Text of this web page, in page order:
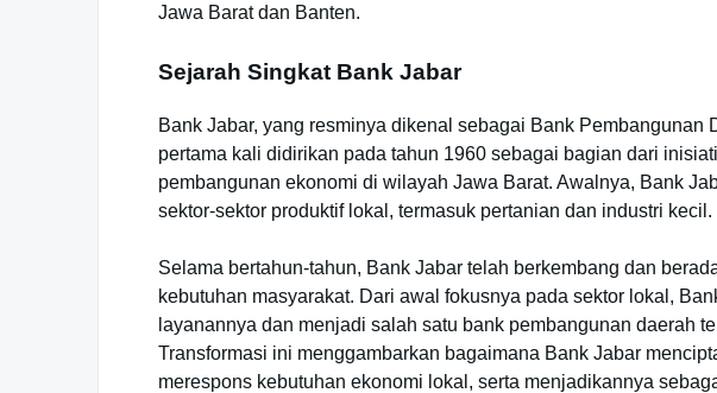
Jawa Barat dan Banten.
Sejarah Singkat Bank Jabar
Bank Jabar, yang resminya dikenal sebagai Bank Pembangunan
pertama kali didirikan pada tahun 1960 sebagai bagian dari
pembangunan ekonomi di wilayah Jawa Barat. Awalnya, Bank
sektor-sektor produktif lokal, termasuk pertanian dan industri kecil.
Selama bertahun-tahun, Bank Jabar telah berkembang dan
kebutuhan masyarakat. Dari awal fokusnya pada sektor lokal,
layanannya dan menjadi salah satu bank pembangunan daerah
Transformasi ini menggambarkan bagaimana Bank Jabar
merespons kebutuhan ekonomi lokal, serta menjadikannya